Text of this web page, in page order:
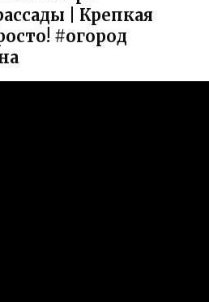
| Крепкая
#огород